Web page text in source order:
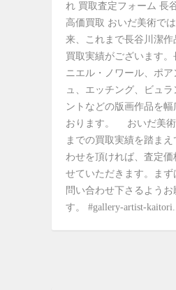
れ 買取査定フォーム 長
高価買取 おいだ美術で
来、これまで長谷川潔
買取実績がございます。
ニエル・ノワール、ポア
ュ、エッチング、ビュ
ントなどの版画作品を幅
おります。 おいだ美術
までの買取実績を踏ま
わせを頂ければ、査定価
せていただきます。まず
問い合わせ下さるようお
す。 #gallery-artist-